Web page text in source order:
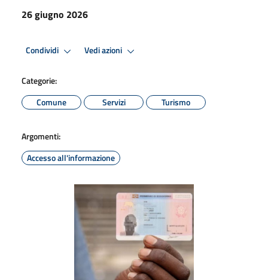
26 giugno 2026
Condividi Vedi azioni
Categorie:
Comune
Servizi Turismo
Argomenti:
Accesso all'informazione